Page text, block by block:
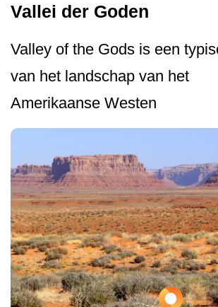
Vallei der Goden
Valley of the Gods is een
van het landschap van het
Amerikaanse Westen